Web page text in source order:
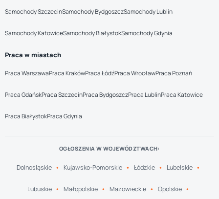
Samochody SzczecinSamochody BydgoszczSamochody Lublin
Samochody KatowiceSamochody BiałystokSamochody Gdynia
Praca w miastach
Praca WarszawaPraca KrakówPraca ŁódźPraca WrocławPraca Poznań
Praca GdańskPraca SzczecinPraca BydgoszczPraca LublinPraca Katowice
Praca BiałystokPraca Gdynia
OGŁOSZENIA W WOJEWÓDZTWACH:
Dolnośląskie Kujawsko-Pomorskie Łódzkie Lubelskie
Lubuskie Małopolskie Mazowieckie Opolskie